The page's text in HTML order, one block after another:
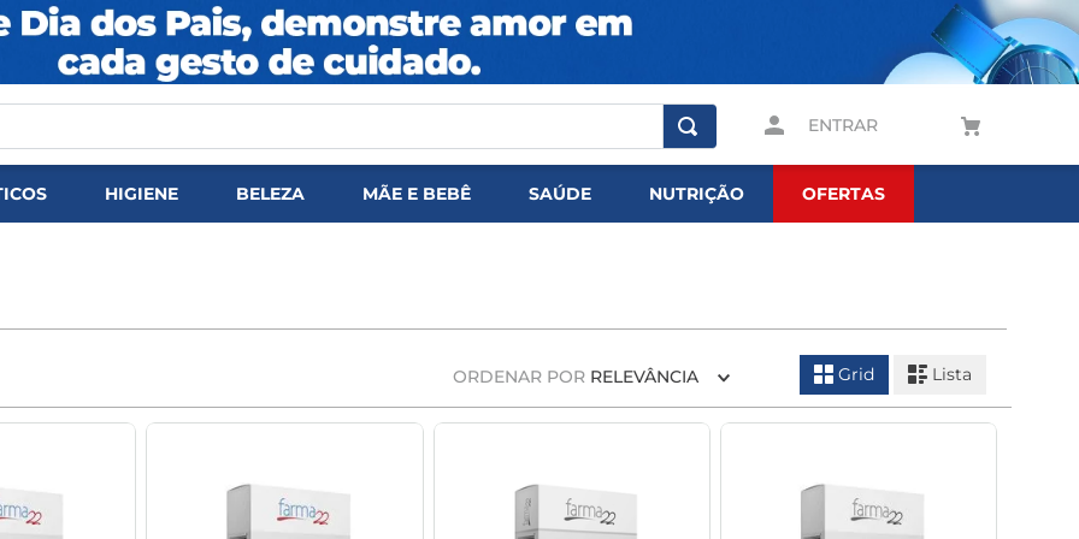
ENTRAR
HIGIENE BELEZA MÃE E BEBÊ SAÚDE NUTRIÇÃO OFERTAS
ORDENAR POR RELEVÂNCIA Grid Lista